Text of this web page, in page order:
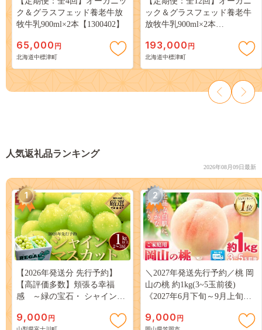
ク＆グラスフェッド養老牛放
牧牛乳900ml×2本【1300402】
65,000 円
北海道中標津町
ック＆グラスフェッド養老牛
放牧牛乳900ml×2本
193,000 円
北海道中標津町
人気返礼品ランキング
2026年08月09日最新
1
【2026年発送分 先行予約】
【高評価多数】頬張る幸福
感 ～緑の宝石・ シャインマ
３房） フルーツ 山梨県産 果
9,000 円
2
＼2027年発送先行予約／桃 岡
山の桃 約1kg(3~5玉前後)
《2027年6月下旬～9月上旬頃
岡山 はくとう スイーツ フル
9,000 円